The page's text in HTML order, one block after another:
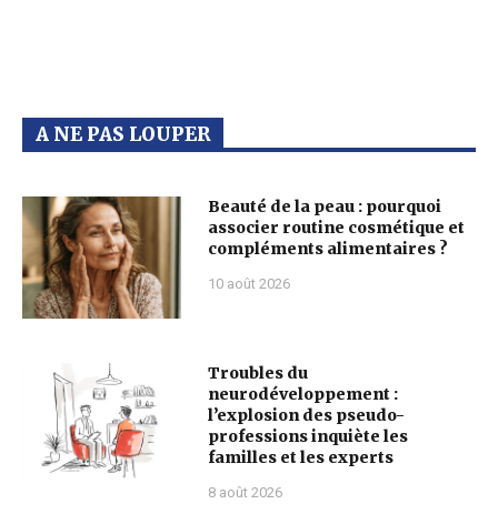
A NE PAS LOUPER
Beauté de la peau : pourquoi
associer routine cosmétique et
compléments alimentaires ?
10 août 2026
Troubles du
neurodéveloppement :
l’explosion des pseudo-
professions inquiète les
familles et les experts
8 août 2026